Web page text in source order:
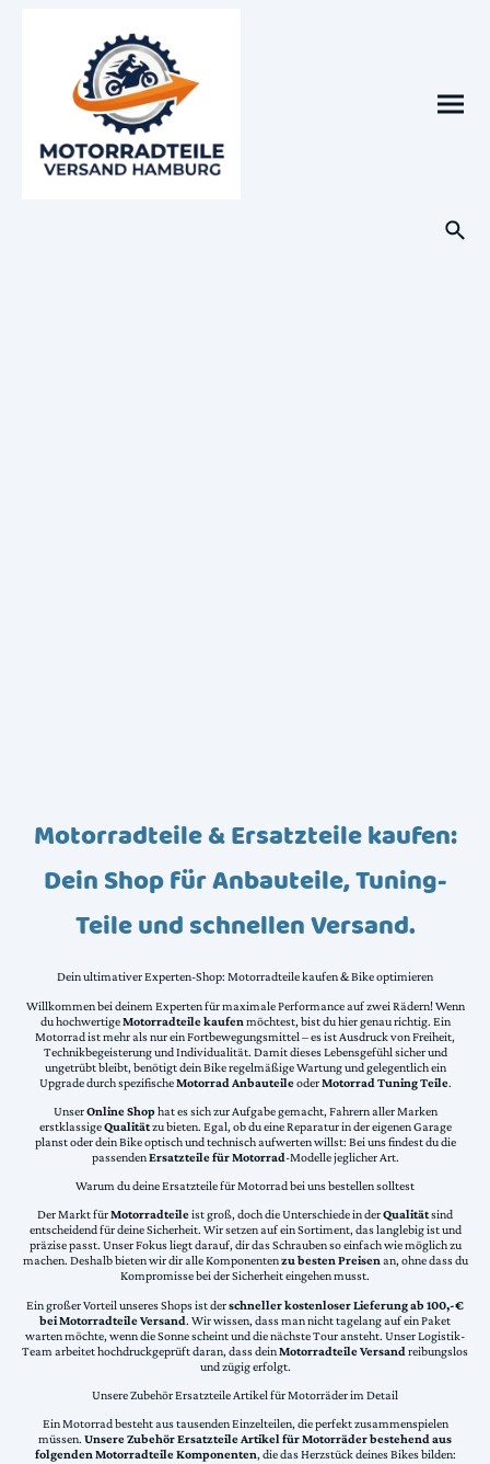
Motorradteile & Ersatzteile kaufen:
Dein Shop für Anbauteile, Tuning-
Teile und schnellen Versand.
Dein ultimativer Experten-Shop: Motorradteile kaufen & Bike optimieren
Willkommen bei deinem Experten für maximale Performance auf zwei Rädern! Wenn
du hochwertigeMotorradteile kaufen möchtest, bist du hier genau richtig. Ein
Motorrad ist mehr als nur ein Fortbewegungsmittel – es ist Ausdruck von Freiheit,
Technikbegeisterung und Individualität. Damit dieses Lebensgefühl sicher und
ungetrübt bleibt, benötigt dein Bike regelmäßige Wartung und gelegentlich ein
Upgrade durch spezifischeMotorrad AnbauteileoderMotorrad Tuning Teile.
UnserOnline Shophat es sich zur Aufgabe gemacht, Fahrern aller Marken
erstklassigeQualitätzu bieten. Egal, ob du eine Reparatur in der eigenen Garage
planst oder dein Bike optisch und technisch aufwerten willst: Bei uns findest du die
passendenErsatzteile für Motorrad-Modelle jeglicher Art.
Warum du deine Ersatzteile für Motorrad bei uns bestellen solltest
Der Markt fürMotorradteileist groß, doch die Unterschiede in derQualitätsind
entscheidend für deine Sicherheit. Wir setzen auf ein Sortiment, das langlebig ist und
präzise passt. Unser Fokus liegt darauf, dir das Schrauben so einfach wie möglich zu
machen. Deshalb bieten wir dir alle Komponentenzu besten Preisenan, ohne dass du
Kompromisse bei der Sicherheit eingehen musst.
Ein großer Vorteil unseres Shops ist derschneller kostenloser Lieferung ab 100,-€
bei Motorradteile Versand. Wir wissen, dass man nicht tagelang auf ein Paket
warten möchte, wenn die Sonne scheint und die nächste Tour ansteht. Unser Logistik-
Team arbeitet hochdruckgeprüft daran, dass deinMotorradteile Versand reibungslos
und zügig erfolgt.
Unsere Zubehör Ersatzteile Artikel für Motorräder im Detail
Ein Motorrad besteht aus tausenden Einzelteilen, die perfekt zusammenspielen
müssen. Unsere Zubehör Ersatzteile Artikel für Motorräder bestehend aus
folgenden Motorradteile Komponenten, die das Herzstück deines Bikes bilden: